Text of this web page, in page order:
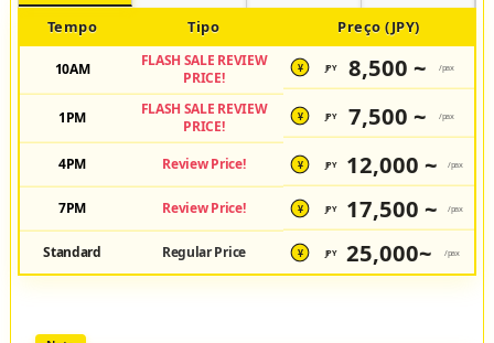
Tempo Tipo Preço (JPY)
10AM
FLASH SALE REVIEW
PRICE!
¥ JPY 8,500 ~ /pax
1PM
FLASH SALE REVIEW
PRICE!
¥ JPY 7,500 ~ /pax
4PM Review Price! ¥ JPY 12,000 ~ /pax
7PM Review Price! ¥ JPY 17,500 ~ /pax
Standard Regular Price ¥ JPY 25,000~ /pax